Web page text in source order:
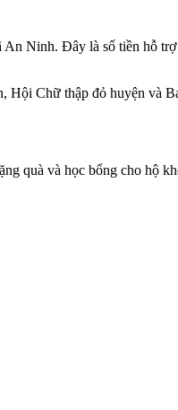
Ninh. Đây là số tiền hỗ
Hội Chữ thập đỏ huyện
quà và học bổng cho hộ